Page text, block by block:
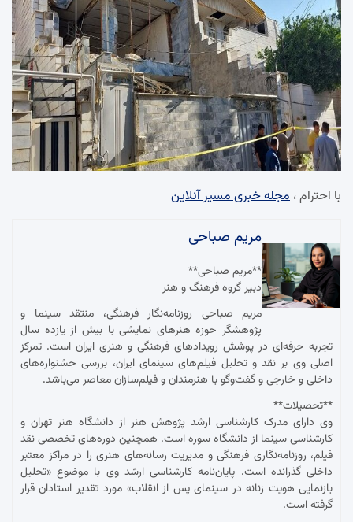
با احترام ، مجله خبری مسیر آنلاین
مریم صباحی
**مریم صباحی**
دبیر گروه فرهنگ و هنر
مریم صباحی روزنامه‌نگار فرهنگی، منتقد سینما و
پژوهشگر حوزه هنرهای نمایشی با بیش از یازده سال
تجربه حرفه‌ای در پوشش رویدادهای فرهنگی و هنری ایران است. تمرکز
اصلی وی بر نقد و تحلیل فیلم‌های سینمای ایران، بررسی جشنواره‌های
داخلی و خارجی و گفت‌وگو با هنرمندان و فیلم‌سازان معاصر می‌باشد.
**تحصیلات**
وی دارای مدرک کارشناسی ارشد پژوهش هنر از دانشگاه هنر تهران و
کارشناسی سینما از دانشگاه سوره است. همچنین دوره‌های تخصصی نقد
فیلم، روزنامه‌نگاری فرهنگی و مدیریت رسانه‌های هنری را در مراکز معتبر
داخلی گذرانده است. پایان‌نامه کارشناسی ارشد وی با موضوع «تحلیل
بازنمایی هویت زنانه در سینمای پس از انقلاب» مورد تقدیر استادان قرار
گرفته است.